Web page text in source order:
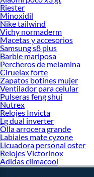
Riester
Minoxidil
Nike tailwind
Vichy normaderm
Macetas y accesorios
Samsung s8 plus
Barbie mariposa
Percheros de melamina
Ciruelax forte
Zapatos botines mujer
Ventilador para celular
Pulseras feng shui
Nutrex
Relojes Invicta
Lg dual inverter
Olla arrocera grande
Labiales mate cyzone
Licuadora personal oster
Relojes Victorinox
Adidas climacool